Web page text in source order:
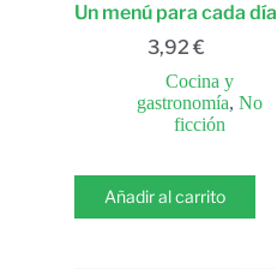
Un menú para cada día
3,92 €
Cocina y
gastronomía,No
ficción
Añadir al carrito